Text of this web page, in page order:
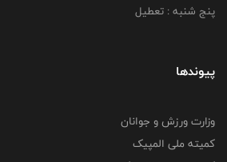
پنج شنبه : تعطیل
پیوندها
وزارت ورزش و جوانان
کمیته ملی المپیک